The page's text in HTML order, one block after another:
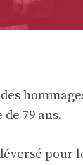
des
79 ans.
pour